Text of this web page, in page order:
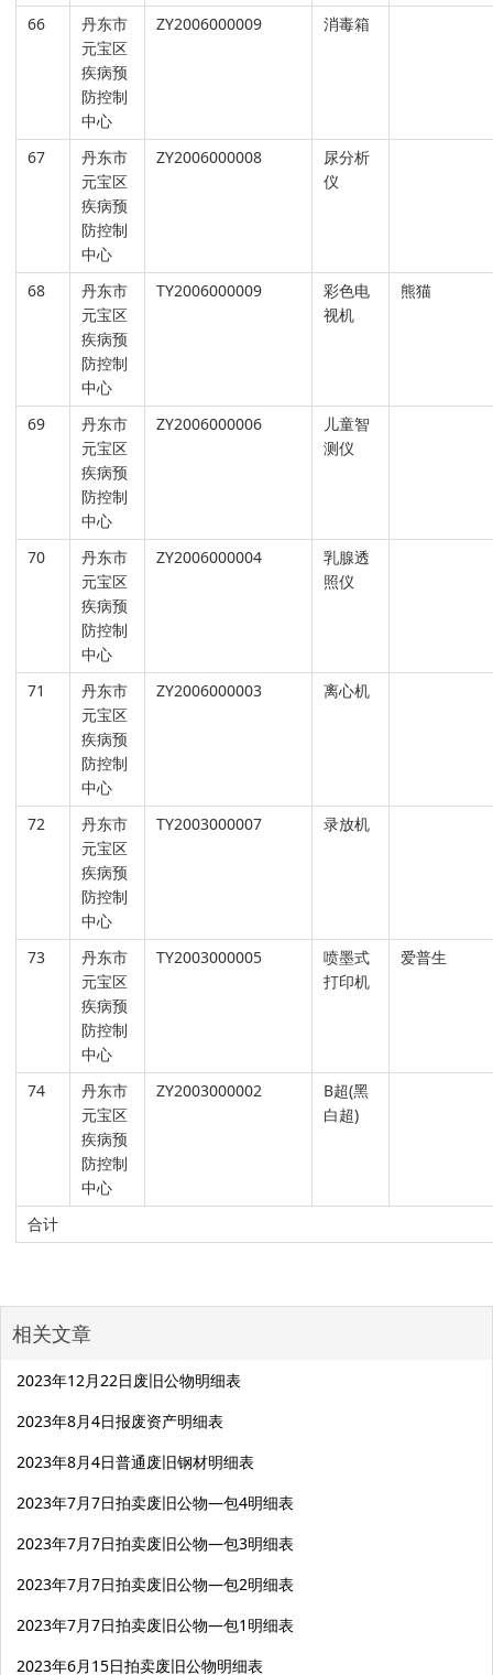
66
丹东市
元宝区
疾病预
防控制
中心
ZY2006000009 消毒箱
67
丹东市
元宝区
疾病预
防控制
中心
ZY2006000008
尿分析
仪
68
丹东市
元宝区
疾病预
防控制
中心
TY2006000009
彩色电
视机
熊猫
69
丹东市
元宝区
疾病预
防控制
中心
ZY2006000006
儿童智
测仪
70
丹东市
元宝区
疾病预
防控制
中心
ZY2006000004
乳腺透
照仪
71
丹东市
元宝区
疾病预
防控制
中心
ZY2006000003 离心机
72
丹东市
元宝区
疾病预
防控制
中心
TY2003000007 录放机
73
丹东市
元宝区
疾病预
防控制
中心
TY2003000005
喷墨式
打印机
爱普生
74
丹东市
元宝区
疾病预
防控制
中心
ZY2003000002
B超(黑
白超)
合计
相关文章
2023年12月22日废旧公物明细表
2023年8月4日报废资产明细表
2023年8月4日普通废旧钢材明细表
2023年7月7日拍卖废旧公物—包4明细表
2023年7月7日拍卖废旧公物—包3明细表
2023年7月7日拍卖废旧公物—包2明细表
2023年7月7日拍卖废旧公物—包1明细表
2023年6月15日拍卖废旧公物明细表